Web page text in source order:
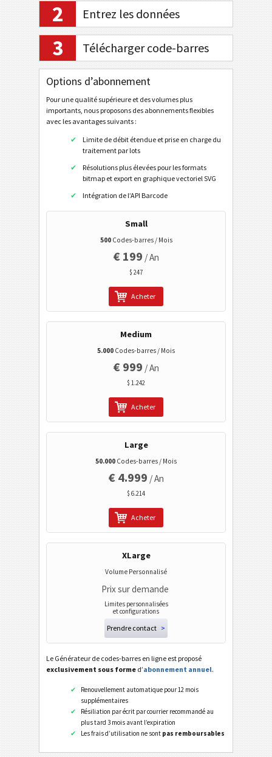
Pharmacode à une seule voie
Pharmacode à deux voie
Telepen Alpha
Codes postaux
GS1 DataBar
EAN / UPC
Codes barres en 2D
Codes à barres 2D GS1
Banque électronique / SEPA
Tagging mobile
Codes de santé
Codes ISBN
Cartes de visite
Codes calendrier
Wi-Fi codes barres
2 Entrez les données
3 Télécharger code-barres
Options d’abonnement
Pour une qualité supérieure et des volumes plus
importants, nous proposons des abonnements flexibles
avec les avantages suivants :
Limite de débit étendue et prise en charge du
traitement par lots
Résolutions plus élevées pour les formats
bitmap et export en graphique vectoriel SVG
Intégration de l’API Barcode
Small
500Codes-barres / Mois
€ 199 / An
$ 247
Acheter
Medium
5.000 Codes-barres / Mois
€ 999 / An
$ 1.242
Acheter
Large
50.000 Codes-barres / Mois
€ 4.999 / An
$ 6.214
Acheter
XLarge
Volume Personnalisé
Prix sur demande
Limites personnalisées
et configurations
Prendre contact >
Le Générateur de codes-barres en ligne est proposé
exclusivement sous forme d’abonnement annuel.
Renouvellement automatique pour 12 mois
supplémentaires
Résiliation par écrit par courrier recommandé au
plus tard 3 mois avant l’expiration
Les frais d’utilisation ne sont pas remboursables